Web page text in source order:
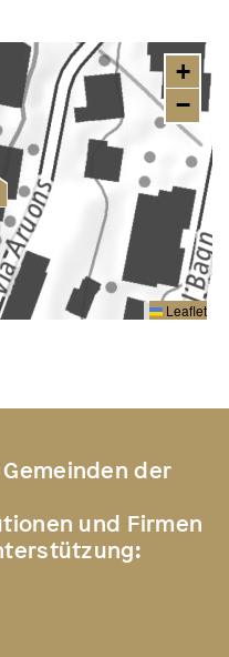
+
−
Leaflet
der
und Firmen